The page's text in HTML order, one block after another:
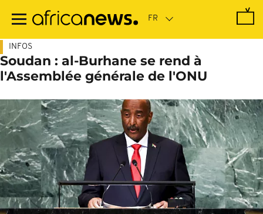
contenu
INFOS
Soudan : al-Burhane se rend à
l'Assemblée générale de l'ONU